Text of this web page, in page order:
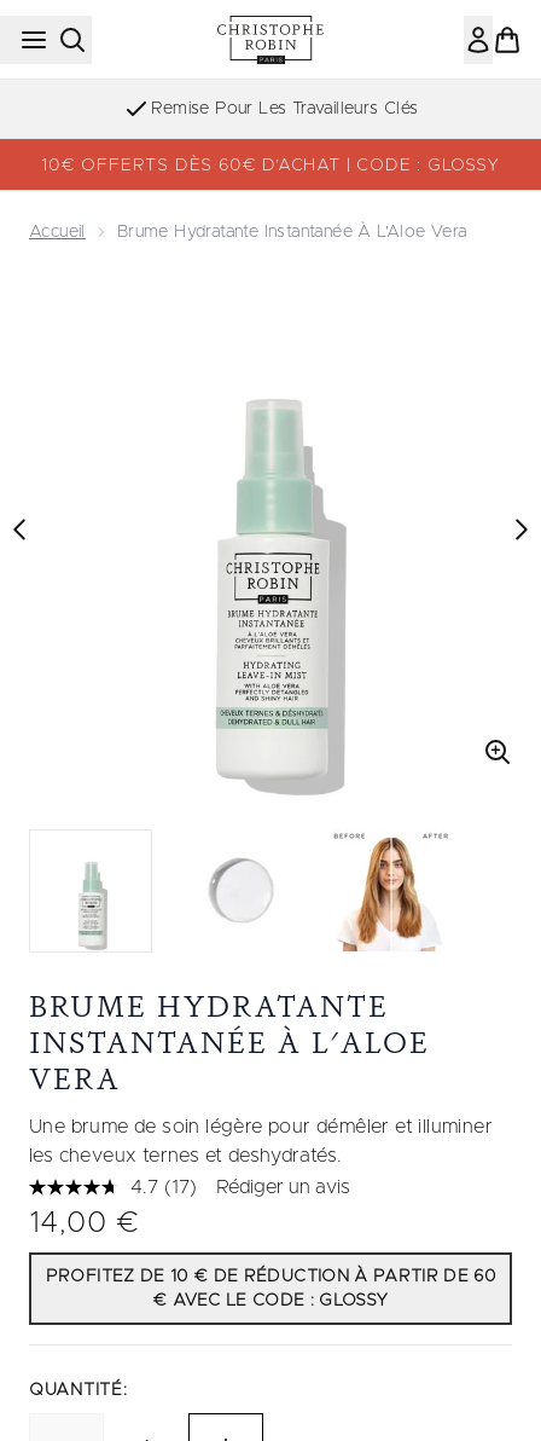
Passer au contenu principal
Inscription à la newsletter
10€ OFFERTS DÈS 60€ D’ACHAT | CODE : GLOSSY
Accueil Brume Hydratante Instantanée À L'Aloe Vera
BRUME HYDRATANTE
INSTANTANÉE À L'ALOE
VERA
Une brume de soin légère pour démêler et illuminer
les cheveux ternes et deshydratés.
4.7 Lire
Lien
sur
la
même
page.
(17) Rédiger un avis
14,00 €
PROFITEZ DE 10 € DE RÉDUCTION À PARTIR DE 60
€ AVEC LE CODE : GLOSSY
QUANTITÉ: